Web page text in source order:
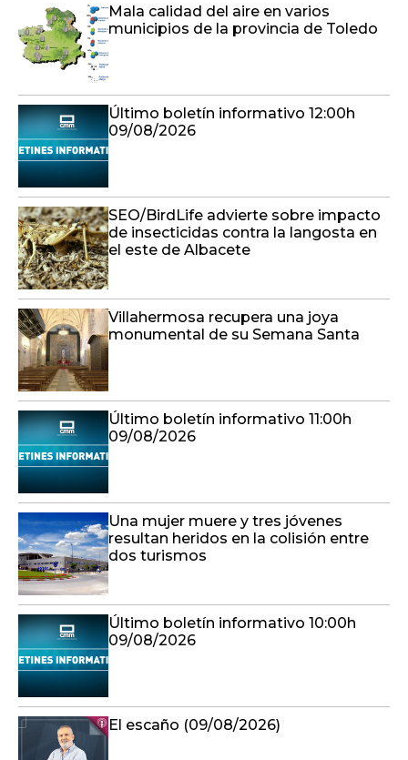
Mala calidad del aire en varios
municipios de la provincia de Toledo
Último boletín informativo 12:00h
09/08/2026
SEO/BirdLife advierte sobre impacto
de insecticidas contra la langosta en
el este de Albacete
Villahermosa recupera una joya
monumental de su Semana Santa
Último boletín informativo 11:00h
09/08/2026
Una mujer muere y tres jóvenes
resultan heridos en la colisión entre
dos turismos
Último boletín informativo 10:00h
09/08/2026
El escaño (09/08/2026)